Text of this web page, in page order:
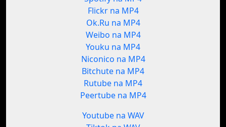
Flickr na MP4
Ok.Ru na MP4
Weibo na MP4
Youku na MP4
Niconico na MP4
Bitchute na MP4
Rutube na MP4
Peertube na MP4
Youtube na WAV